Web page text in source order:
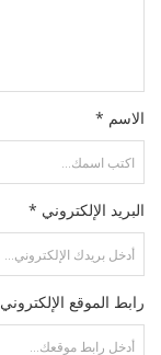
الاسم *
البريد الإلكتروني *
رابط الموقع الإلكتروني